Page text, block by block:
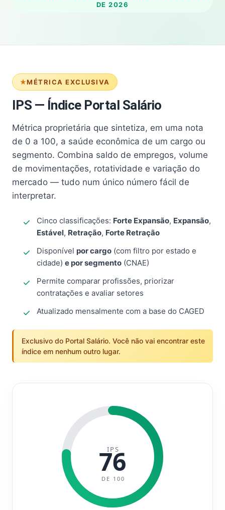
DE 2026
MÉTRICA EXCLUSIVA
IPS — Índice Portal Salário
Métrica proprietária que sintetiza, em uma nota
de 0 a 100, a saúde econômica de um cargo ou
segmento. Combina saldo de empregos, volume
de movimentações, rotatividade e variação do
mercado — tudo num único número fácil de
interpretar.
Cinco classificações: Forte Expansão, Expansão,
Estável, Retração, Forte Retração
Disponível por cargo (com filtro por estado e
cidade) e por segmento (CNAE)
Permite comparar profissões, priorizar
contratações e avaliar setores
Atualizado mensalmente com a base do CAGED
Exclusivo do Portal Salário. Você não vai encontrar este
índice em nenhum outro lugar.
IPS
76
DE 100